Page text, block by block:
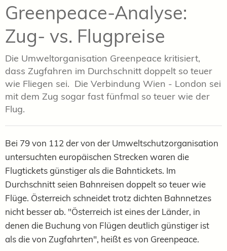
Greenpeace-Analyse:
Zug- vs. Flugpreise
Die Umweltorganisation Greenpeace kritisiert,
dass Zugfahren im Durchschnitt doppelt so teuer
wie Fliegen sei. Die Verbindung Wien - London sei
mit dem Zug sogar fast fünfmal so teuer wie der
Flug.
Bei 79 von 112 der von der Umweltschutzorganisation
untersuchten europäischen Strecken waren die
Flugtickets günstiger als die Bahntickets. Im
Durchschnitt seien Bahnreisen doppelt so teuer wie
Flüge. Österreich schneidet trotz dichten Bahnnetzes
nicht besser ab. "Österreich ist eines der Länder, in
denen die Buchung von Flügen deutlich günstiger ist
als die von Zugfahrten", heißt es von Greenpeace.